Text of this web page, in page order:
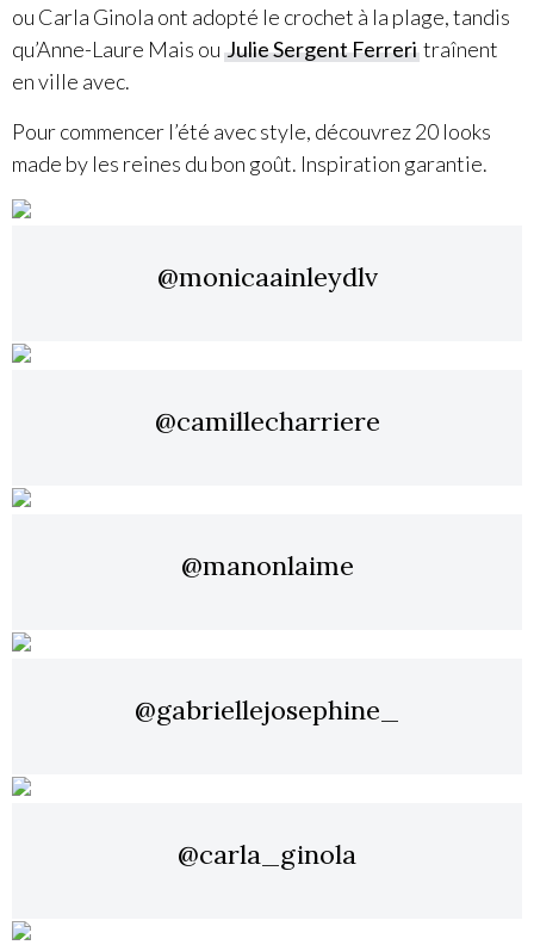
ou Carla Ginola ont adopté le crochet à la plage, tandis
qu’Anne-Laure Mais ou Julie Sergent Ferreri traînent
en ville avec.
Pour commencer l’été avec style, découvrez 20 looks
made by les reines du bon goût. Inspiration garantie.
@monicaainleydlv
@camillecharriere
@manonlaime
@gabriellejosephine_
@carla_ginola